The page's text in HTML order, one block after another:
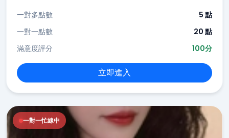
一對多點數
5 點
一對一點數
20 點
滿意度評分
100分
立即進入
一對一忙線中